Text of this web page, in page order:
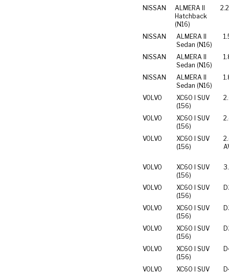
NISSAN
ALMERA II
Hatchback
(N16)
NISSAN
ALMERA II
Sedan (N16)
NISSAN
ALMERA II
Sedan (N16)
NISSAN
ALMERA II
Sedan (N16)
VOLVO
XC60 I SUV
(156)
VOLVO
XC60 I SUV
(156)
VOLVO
XC60 I SUV
(156)
VOLVO
XC60 I SUV
(156)
VOLVO
XC60 I SUV
(156)
VOLVO
XC60 I SUV
(156)
VOLVO
XC60 I SUV
(156)
VOLVO
XC60 I SUV
(156)
VOLVO XC60 I SUV